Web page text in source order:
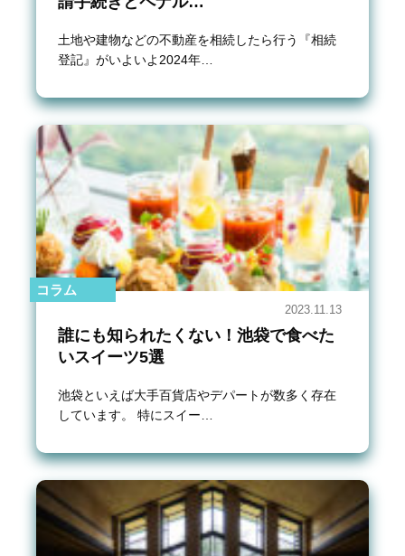
土地や建物などの不動産を相続したら行う『相続
登記』がいよいよ2024年…
コラム
2023.11.13
誰にも知られたくない！池袋で食べた
いスイーツ5選
池袋といえば大手百貨店やデパートが数多く存在
しています。 特にスイー…